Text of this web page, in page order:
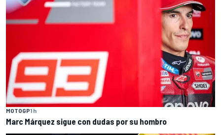
MOTOGP1 h
Marc Márquez sigue con dudas por su hombro